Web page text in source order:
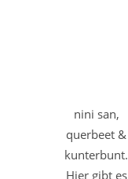
nini san,
querbeet &
kunterbunt.
Hier gibt es